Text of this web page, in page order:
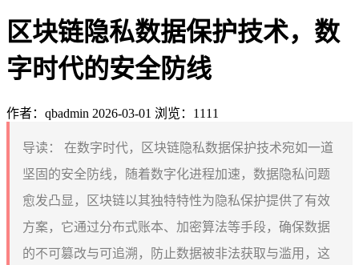
区块链隐私数据保护技术，数
字时代的安全防线
作者：qbadmin 2026-03-01 浏览：1111
导读：
在数字时代，区块链隐私数据保护技术宛如一道
坚固的安全防线，随着数字化进程加速，数据隐私问题
愈发凸显，区块链以其独特特性为隐私保护提供了有效
方案，它通过分布式账本、加密算法等手段，确保数据
的不可篡改与可追溯，防止数据被非法获取与滥用，这